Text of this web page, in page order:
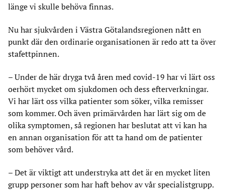
länge vi skulle behöva finnas.
Nu har sjukvården i Västra Götalandsregionen nått en
punkt där den ordinarie organisationen är redo att ta över
stafettpinnen.
– Under de här dryga två åren med covid-19 har vi lärt oss
oerhört mycket om sjukdomen och dess efterverkningar.
Vi har lärt oss vilka patienter som söker, vilka remisser
som kommer. Och även primärvården har lärt sig om de
olika symptomen, så regionen har beslutat att vi kan ha
en annan organisation för att ta hand om de patienter
som behöver vård.
– Det är viktigt att understryka att det är en mycket liten
grupp personer som har haft behov av vår specialistgrupp.